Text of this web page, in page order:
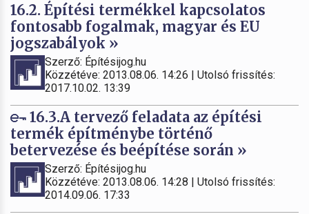
16.2. Építési termékkel kapcsolatos
fontosabb fogalmak, magyar és EU
jogszabályok »
Szerző: Építésijog.hu
Közzétéve: 2013.08.06. 14:26 | Utolsó frissítés:
2017.10.02. 13:39
16.3.A tervező feladata az építési
termék építménybe történő
betervezése és beépítése során »
Szerző: Építésijog.hu
Közzétéve: 2013.08.06. 14:28 | Utolsó frissítés:
2014.09.06. 17:33